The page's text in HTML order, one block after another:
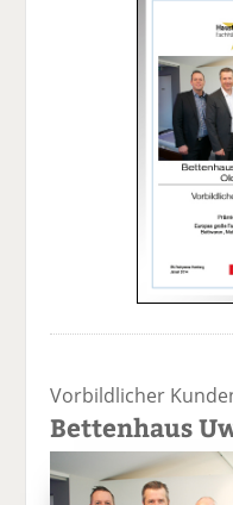
Vorbildlicher
Bettenhaus